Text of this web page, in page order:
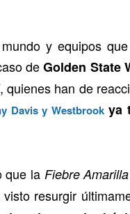
y equipos
deGolden State
han de
Davis y Westbrookya
que la Fiebre Amarilla
resurgir